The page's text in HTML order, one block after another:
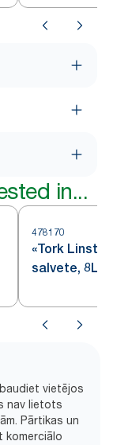
in...
478170
«Tork
salvete, 8L
vietējos
nav lietots
Pārtikas un
komerciālo